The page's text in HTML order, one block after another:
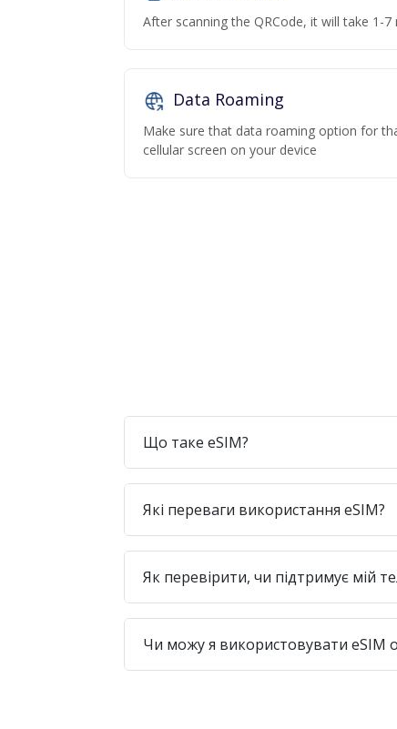
After scanning the QRCode, it will take 1-
Data Roaming
Make sure that data roaming option for
cellular screen on your device
Що таке eSIM?
Які переваги використання eSIM?
Як перевірити, чи підтримує мій
Чи можу я використовувати eSIM